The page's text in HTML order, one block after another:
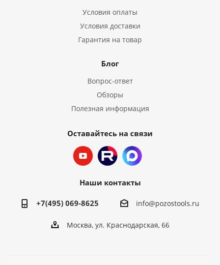
Условия оплаты
Условия доставки
Гарантия на товар
Блог
Вопрос-ответ
Обзоры
Полезная информация
Оставайтесь на связи
Наши контакты
+7(495) 069-8625 info@pozostools.ru
Москва, ул. Краснодарская, 66